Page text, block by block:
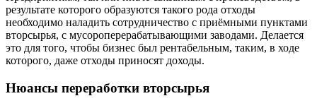
результате которого образуются такого рода отходы
необходимо наладить сотрудничество с приёмными пунктами
вторсырья, с мусороперерабатывающими заводами. Делается
это для того, чтобы бизнес был рентабельным, таким, в ходе
которого, даже отходы приносят доходы.
Нюансы переработки вторсырья